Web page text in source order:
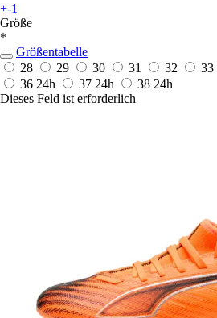
+-1
Größe
*
Größentabelle
28
29 30 31 32 33
36 24h 37 24h 38 24h
Dieses Feld ist erforderlich